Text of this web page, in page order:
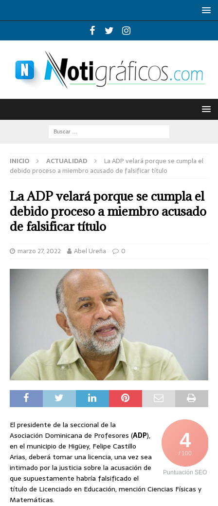
INICIO ACTUALIDAD
La ADP velará porque se cumpla el
debido proceso a miembro acusado de falsificar título
La ADP velará porque se cumpla el
debido proceso a miembro acusado
de falsificar título
marzo 27, 2022 Abel Ureña 0
4
/ 100
Puntuación SEO
El presidente de la seccional de la
Asociación Dominicana de Profesores (ADP),
en el municipio de Higüey, Felipe Castillo
Arias, deberá tomar una licencia, una vez sea
intimado por la justicia sobre la acusación de
que supuestamente habría falsificado el
título de Licenciado en Educación, mención Ciencias Físicas y
Matemáticas.